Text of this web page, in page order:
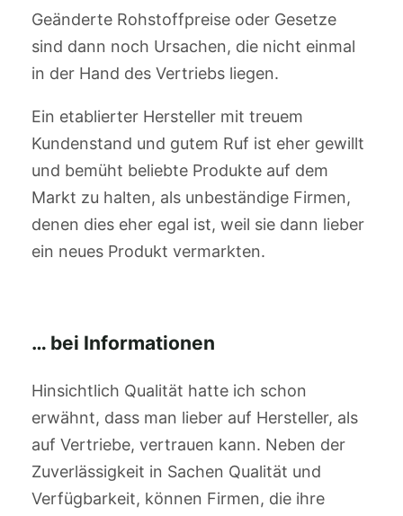
Geänderte Rohstoffpreise oder Gesetze
sind dann noch Ursachen, die nicht einmal
in der Hand des Vertriebs liegen.
Ein etablierter Hersteller mit treuem
Kundenstand und gutem Ruf ist eher gewillt
und bemüht beliebte Produkte auf dem
Markt zu halten, als unbeständige Firmen,
denen dies eher egal ist, weil sie dann lieber
ein neues Produkt vermarkten.
… bei Informationen
Hinsichtlich Qualität hatte ich schon
erwähnt, dass man lieber auf Hersteller, als
auf Vertriebe, vertrauen kann. Neben der
Zuverlässigkeit in Sachen Qualität und
Verfügbarkeit, können Firmen, die ihre